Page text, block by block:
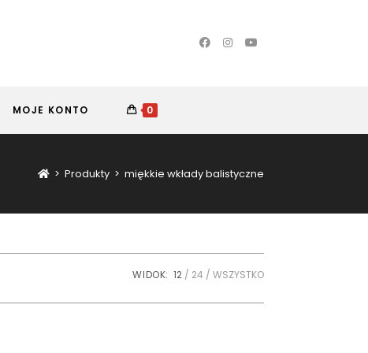
MOJE KONTO 0
> Produkty > miękkie wkłady balistyczne
WIDOK: 12 24 WSZYSTKO